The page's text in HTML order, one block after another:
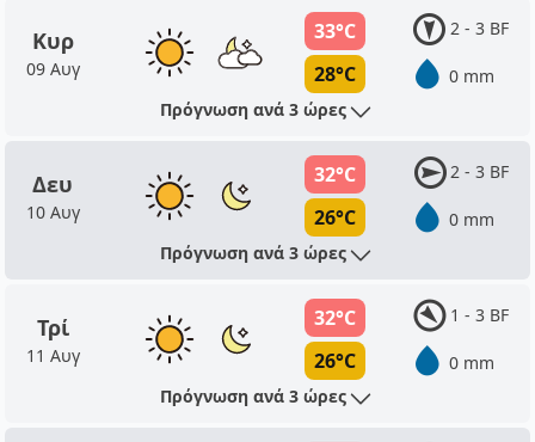
Κυρ
09 Αυγ
33°C
28°C
2 - 3 BF
0 mm
Πρόγνωση ανά 3 ώρες
Δευ
10 Αυγ
32°C
26°C
2 - 3 BF
0 mm
Πρόγνωση ανά 3 ώρες
Τρί
11 Αυγ
32°C
26°C
1 - 3 BF
0 mm
Πρόγνωση ανά 3 ώρες